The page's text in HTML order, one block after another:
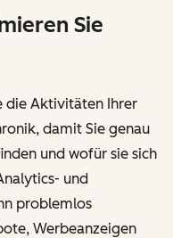
Sie
die Aktivitäten Ihrer
damit Sie genau
und wofür sie sich
und
problemlos
Werbeanzeigen